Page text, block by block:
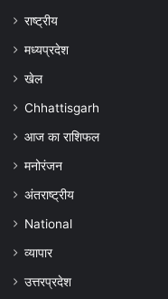
राष्ट्रीय
मध्यप्रदेश
खेल
Chhattisgarh
आज का राशिफल
मनोरंजन
अंतराष्ट्रीय
National
व्यापार
उत्तरप्रदेश